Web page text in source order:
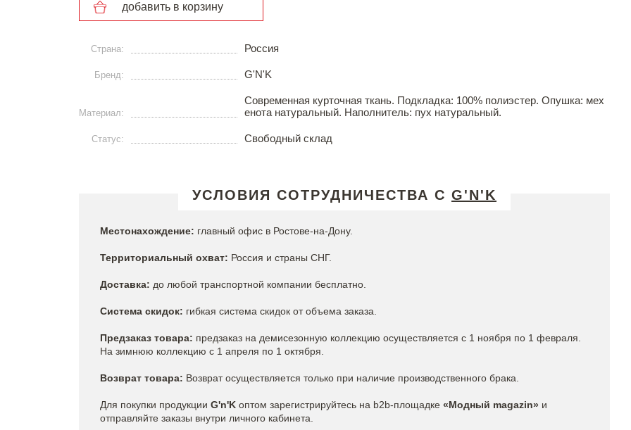
добавить в корзину
Страна: Россия
Бренд: G'N'K
Материал:
Современная курточная ткань. Подкладка: 100% полиэстер. Опушка: мех
енота натуральный. Наполнитель: пух натуральный.
Статус: Свободный склад
УСЛОВИЯ СОТРУДНИЧЕСТВА С G'N'K
Местонахождение: главный офис в Ростове-на-Дону.
Территориальный охват: Россия и страны СНГ.
Доставка: до любой транспортной компании бесплатно.
Система скидок: гибкая система скидок от объема заказа.
Предзаказ товара: предзаказ на демисезонную коллекцию осуществляется с 1 ноября по 1 февраля.
На зимнюю коллекцию с 1 апреля по 1 октября.
Возврат товара: Возврат осуществляется только при наличие производственного брака.
Для покупки продукции G'n'K ​оптом зарегистрируйтесь на b2b-площадке «Модный magazin» и
отправляйте заказы внутри личного кабинета.